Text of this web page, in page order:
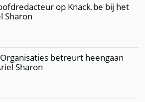
op Knack.be bij het
Sharon
betreurt heengaan
Sharon